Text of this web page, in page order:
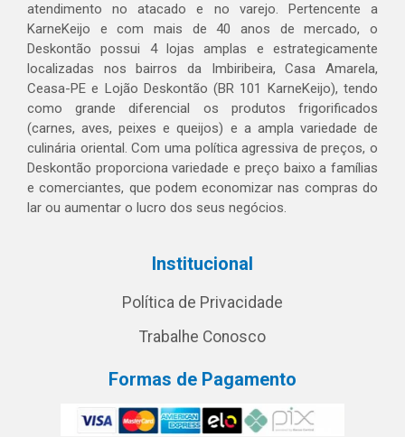
atendimento no atacado e no varejo. Pertencente a
KarneKeijo e com mais de 40 anos de mercado, o
Deskontão possui 4 lojas amplas e estrategicamente
localizadas nos bairros da Imbiribeira, Casa Amarela,
Ceasa-PE e Lojão Deskontão (BR 101 KarneKeijo), tendo
como grande diferencial os produtos frigorificados
(carnes, aves, peixes e queijos) e a ampla variedade de
culinária oriental. Com uma política agressiva de preços, o
Deskontão proporciona variedade e preço baixo a famílias
e comerciantes, que podem economizar nas compras do
lar ou aumentar o lucro dos seus negócios.
Institucional
Política de Privacidade
Trabalhe Conosco
Formas de Pagamento